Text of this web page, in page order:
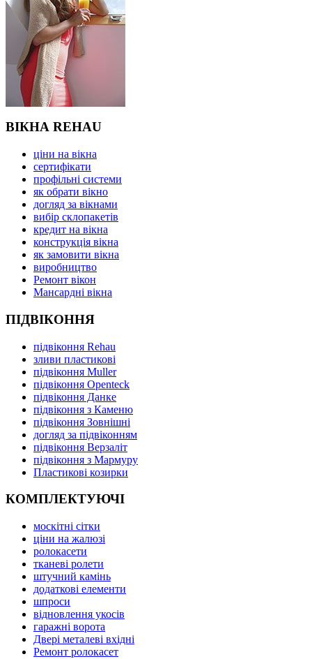
ВІКНА REHAU
ціни на вікна
сертифікати
профільні системи
як обрати вікно
догляд за вікнами
вибір склопакетів
кредит на вікна
конструкція вікна
як замовити вікна
виробництво
Ремонт вікон
Мансардні вікна
ПІДВІКОННЯ
підвіконня Rehau
зливи пластикові
підвіконня Muller
підвіконня Openteck
підвіконня Данке
підвіконня з Каменю
підвіконня Зовнішні
догляд за підвіконням
підвіконня Верзаліт
підвіконня з Мармуру
Пластикові козирки
КОМПЛЕКТУЮЧІ
москітні сітки
ціни на жалюзі
ролокасети
тканеві ролети
штучний камінь
додаткові елементи
шпроси
відновлення укосів
гаражні ворота
Двері металеві вхідні
Ремонт ролокасет